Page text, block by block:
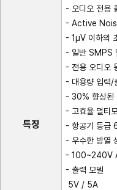
특징
- 오디오 전용
- Active
- 1μV 이하의
- 일반 SMPS
- 전용 오디오
- 대용량 입력/
- 30% 향상된
- 고효율 멀티
- 항공기 등급
- 우수한 방열
- 100~240V
- 출력 모델
5V / 5A